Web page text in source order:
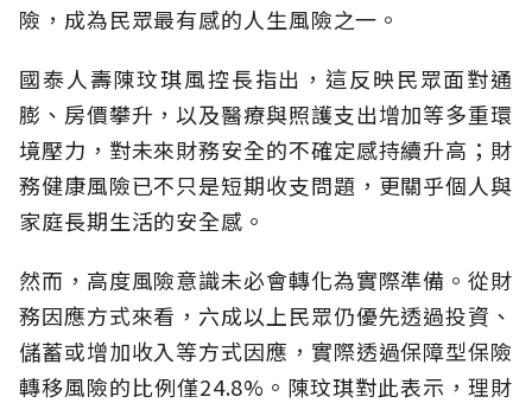
險，成為民眾最有感的人生風險之一。
國泰人壽陳玟琪風控長指出，這反映民眾面對通
膨、房價攀升，以及醫療與照護支出增加等多重環
境壓力，對未來財務安全的不確定感持續升高；財
務健康風險已不只是短期收支問題，更關乎個人與
家庭長期生活的安全感。
然而，高度風險意識未必會轉化為實際準備。從財
務因應方式來看，六成以上民眾仍優先透過投資、
儲蓄或增加收入等方式因應，實際透過保障型保險
轉移風險的比例僅24.8%。陳玟琪對此表示，理財